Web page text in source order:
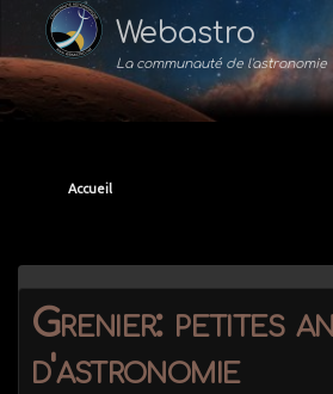
Webastro
La communauté de l'astronomie
Accueil
Grenier: petites
d'astronomie